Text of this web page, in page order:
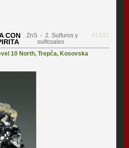
CON
ZnS- 2. Sulfuros y
sulfosales
#1531
10 North,Trepča, Kosovska